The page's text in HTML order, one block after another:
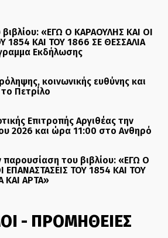
«ΕΓΩ Ο ΚΑΡΑΟΥΛΗΣ ΚΑΙ ΟΙ
1854 ΚΑΙ ΤΟΥ 1866 ΣΕ ΘΕΣΣΑΛΙΑ
Εκδήλωσης
κοινωνικής ευθύνης και
Πετρίλο
Επιτροπής Αργιθέας την
2026 και ώρα 11:00 στο Ανθηρό
του βιβλίου: «ΕΓΩ Ο
ΕΠΑΝΑΣΤΑΣΕΙΣ ΤΟΥ 1854 ΚΑΙ ΤΟΥ
ΚΑΙ ΑΡΤΑ»
- ΠΡΟΜΗΘΕΙΕΣ